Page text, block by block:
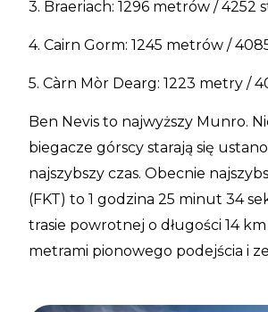
3. Braeriach: 1296 metrów / 4252
4. Cairn Gorm: 1245 metrów /
5. Càrn Mòr Dearg: 1223 metry /
Ben Nevis to najwyższy Munro.
biegacze górscy starają się
najszybszy czas. Obecnie
(FKT) to 1 godzina 25 minut 34
trasie powrotnej o długości 14 km
metrami pionowego podejścia i